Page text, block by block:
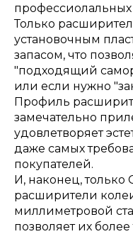
Только
установочным
запасом, что
"подходящий
или если нужно
Профиль
замечательно
удовлетворяет
даже самых
покупателей.
И, наконец,
расширители
миллиметровой
позволяет их